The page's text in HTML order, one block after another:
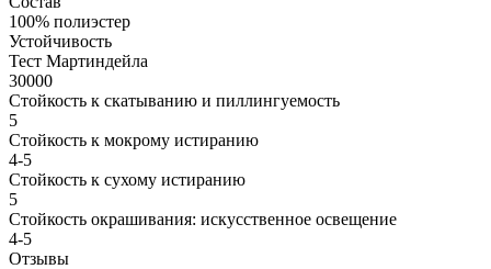
100% полиэстер
Устойчивость
Тест Мартиндейла
30000
Стойкость к скатыванию и пиллингуемость
5
Стойкость к мокрому истиранию
4-5
Стойкость к сухому истиранию
5
Стойкость окрашивания: искусственное освещение
4-5
Отзывы